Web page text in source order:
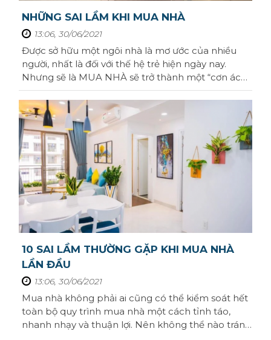
NHỮNG SAI LẦM KHI MUA NHÀ
13:06, 30/06/2021
Được sở hữu một ngôi nhà là mơ ước của nhiều
người, nhất là đối với thế hệ trẻ hiện ngày nay.
Nhưng sẽ là MUA NHÀ sẽ trở thành một “cơn ác
mộng” nếu bạn không tính toán kỹ nếu bạn
phạm vào những sai lầm dưới đây. Nếu bạn đang
có dự định sẽ mua nhà trong tương lại.Hãy cùng
chúng tôi tìm hiểu qua bài viết dưới dưới ...
10 SAI LẦM THƯỜNG GẶP KHI MUA NHÀ
LẦN ĐẦU
13:06, 30/06/2021
Mua nhà không phải ai cũng có thể kiểm soát hết
toàn bộ quy trình mua nhà một cách tỉnh táo,
nhanh nhạy và thuận lợi. Nên không thể nào tránh